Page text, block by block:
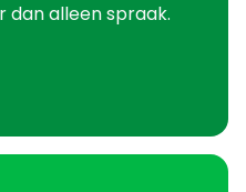
dan alleen spraak.